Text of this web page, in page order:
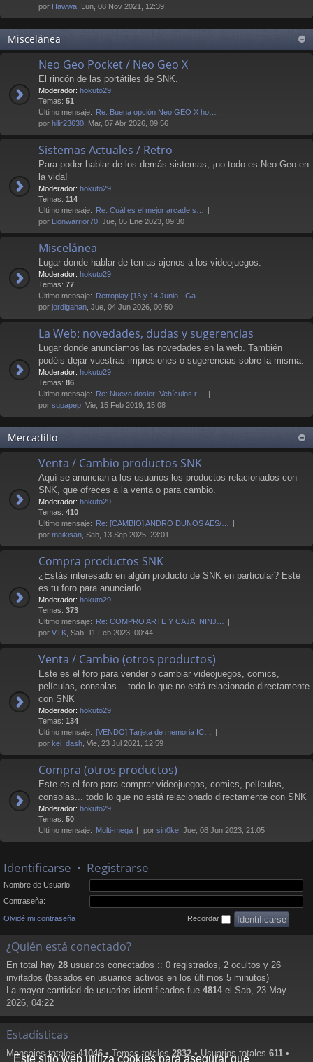
Este sitio web utiliza cookies para asegurar que
por Hawwa , Lun, 08 Nov 2021, 12:39
Miscelánea
Neo Geo Pocket / Neo Geo X
El rincón de las portátiles de SNK.
Moderador: hokuto29
Temas: 51
Último mensaje: Re: Buena opción Neo GEO X ho…
por hilir23630 , Mar, 07 Abr 2026, 09:56
Sistemas Actuales / Retro
Para poder hablar de los demás sistemas, ¡no todo es Neo Geo en
la vida!
Moderador: hokuto29
Temas: 114
Último mensaje: Re: Cuál es el mejor arcade s…
por Lionwarrior70 , Jue, 05 Ene 2023, 09:30
Miscelánea
Lugar donde hablar de temas ajenos a los videojuegos.
Moderador: hokuto29
Temas: 77
Último mensaje: Retroplay [13 y 14 Junio - Ga…
por jordigahan , Jue, 04 Jun 2026, 00:50
La Web: novedades, dudas y sugerencias
Lugar donde anunciamos las novedades en la web. También
podéis dejar vuestras impresiones o sugerencias sobre la misma.
Moderador: hokuto29
Temas: 86
Último mensaje: Re: Nuevo dosier: Vehículos r…
por supapep , Vie, 15 Feb 2019, 15:08
Mercadillo
Venta / Cambio productos SNK
Aquí se anuncian a los usuarios los productos relacionados con
SNK, que ofreces a la venta o para cambio.
Moderador: hokuto29
Temas: 410
Último mensaje: Re: [CAMBIO] ANDRO DUNOS AES/…
por maikisan , Sab, 13 Sep 2025, 23:01
Compra productos SNK
¿Estás interesado en algún producto de SNK en particular? Este
es tu foro para anunciarlo.
Moderador: hokuto29
Temas: 373
Último mensaje: Re: COMPRO ARTE Y CAJA: NINJ…
por VTK , Sab, 11 Feb 2023, 00:44
Venta / Cambio (otros productos)
Este es el foro para vender o cambiar videojuegos, comics,
películas, consolas... todo lo que no está relacionado directamente
con SNK
Moderador: hokuto29
Temas: 134
Último mensaje: [VENDO] Tarjeta de memoria IC…
por kei_dash , Vie, 23 Jul 2021, 12:59
Compra (otros productos)
Este es el foro para comprar videojuegos, comics, películas,
consolas... todo lo que no está relacionado directamente con SNK
Moderador: hokuto29
Temas: 50
Último mensaje: Multi-mega por sin0ke , Jue, 08 Jun 2023, 21:05
Identificarse • Registrarse
Nombre de Usuario:
Contraseña:
Olvidé mi contraseña Recordar
¿Quién está conectado?
En total hay 28 usuarios conectados :: 0 registrados, 2 ocultos y 26
invitados (basados en usuarios activos en los últimos 5 minutos)
La mayor cantidad de usuarios identificados fue 4814 el Sab, 23 May
2026, 04:22
Estadísticas
Mensajes totales41046 • Temas totales 2832 • Usuarios totales 611 •